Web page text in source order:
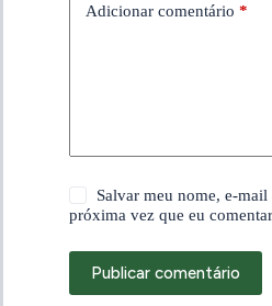
Adicionar comentário *
Salvar meu nome, e-mail
próxima vez que eu
Publicar comentário